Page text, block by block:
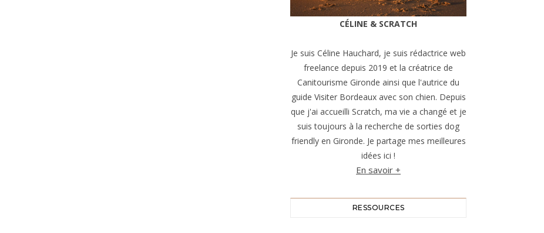
CÉLINE & SCRATCH
Je suis Céline Hauchard, je suis rédactrice web
freelance depuis 2019 et la créatrice de
Canitourisme Gironde ainsi que l'autrice du
guide Visiter Bordeaux avec son chien. Depuis
que j'ai accueilli Scratch, ma vie a changé et je
suis toujours à la recherche de sorties dog
friendly en Gironde. Je partage mes meilleures
idées ici !
En savoir +
RESSOURCES